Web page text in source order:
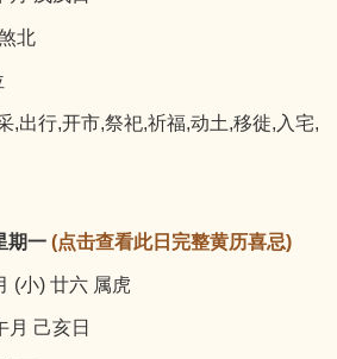
北
,出行,开市,祭祀,祈福,动土,移徙,入宅,
期一 (点击查看此日完整黄历喜忌)
小) 廿六 属虎
己亥日